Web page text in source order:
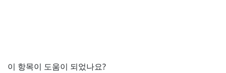
이 항목이 도움이 되었나요?